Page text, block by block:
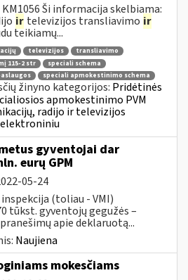
Ši informacija skelbiama:
ir televizijos transliavimo ir
teikiamų...
televizijos
transliavimo
115-2 str
speciali schema
speciali apmokestinimo schema
žinyno kategorijos: Pridėtinės
apmokestinimo PVM
radijo ir televizijos
gyventojai dar
eurų GPM
05-24
inspekcija (toliau - VMI)
tūkst. gyventojų gegužės –
apie deklaruotą...
Naujiena
mokesčiams